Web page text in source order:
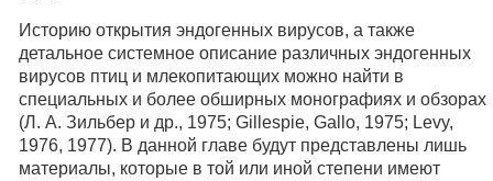
Историю открытия эндогенных вирусов, а также
детальное системное описание различных эндогенных
вирусов птиц и млекопитающих можно найти в
специальных и более обширных монографиях и обзорах
(Л. А. Зильбер и др., 1975; Gillespie, Gallo, 1975; Levy,
1976, 1977). В данной главе будут представлены лишь
материалы, которые в той или иной степени имеют